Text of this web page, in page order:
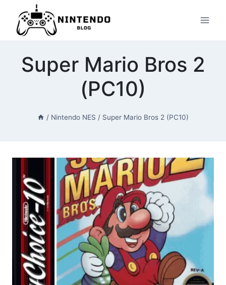
Przeskocz
treści
Super Mario Bros 2
(PC10)
/ Nintendo NES / Super Mario Bros 2 (PC10)